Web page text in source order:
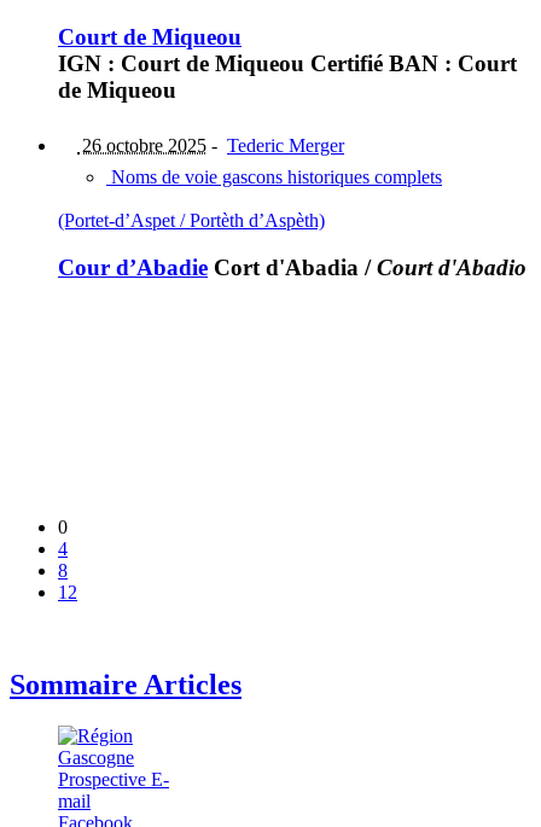
Court de Miqueou
IGN : Court de Miqueou Certifié BAN : Court
de Miqueou
26 octobre 2025 - Tederic Merger
Noms de voie gascons historiques complets
(Portet-d’Aspet / Portèth d’Aspèth)
Cour d’Abadie Cort d'Abadia /Court d'Abadio
0
4
8
12
Sommaire Articles